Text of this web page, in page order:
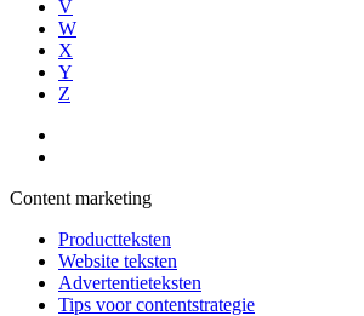
V
W
X
Y
Z
Content marketing
Productteksten
Website teksten
Advertentieteksten
Tips voor contentstrategie